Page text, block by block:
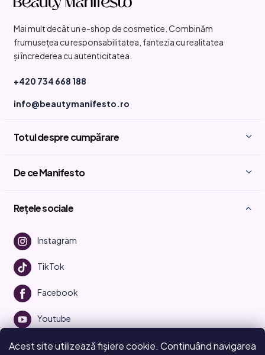
Acest site utilizează fișiere cookie. Continuând navigarea
Mai mult decât un e-shop de cosmetice. Combinăm
frumusețea cu responsabilitatea, fantezia cu realitatea
și încrederea cu autenticitatea.
+420 734 668 188
info@beautymanifesto.ro
Totul despre cumpărare
De ce Manifesto
Rețele sociale
Instagram
TikTok
Facebook
Youtube